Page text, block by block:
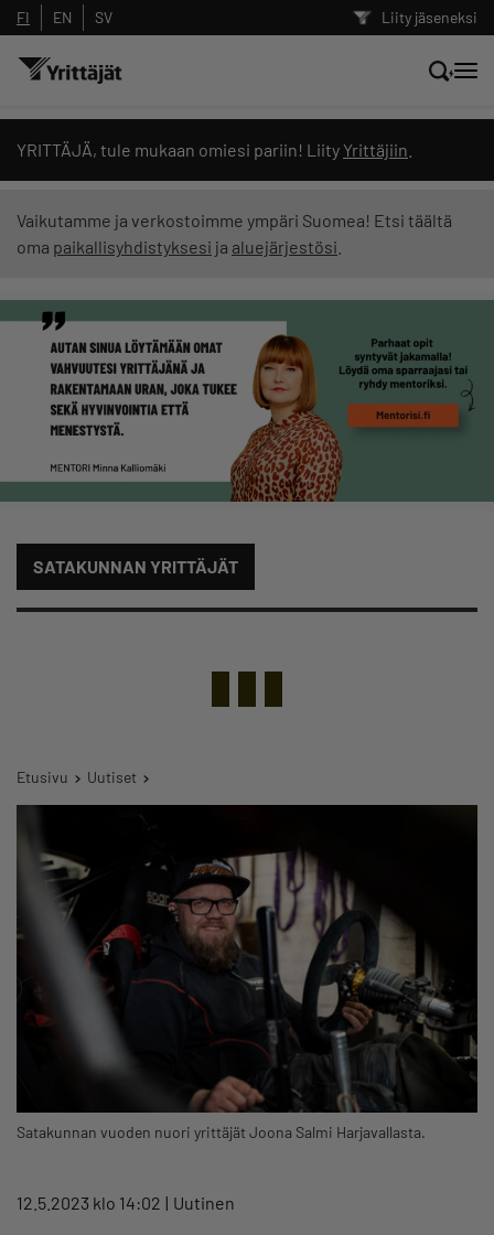
Liity jäseneksi
FI EN SV
YRITTÄJÄ, tule mukaan omiesi pariin! Liity Yrittäjiin
Vaikutamme ja verkostoimme ympäri Suomea! Etsi täältä
oma paikallisyhdistyksesi ja aluejärjestösi
SATAKUNNAN YRITTÄJÄT
Etusivu Uutiset
Satakunnan vuoden nuori yrittäjät Joona Salmi Harjavallasta.
12.5.2023 klo 14:02 Uutinen
Hae sivustolta tai kysy suoraan
Yrittäjien tekoälyltä
Suodata hakutuloksia: näytä kaikki sisältö